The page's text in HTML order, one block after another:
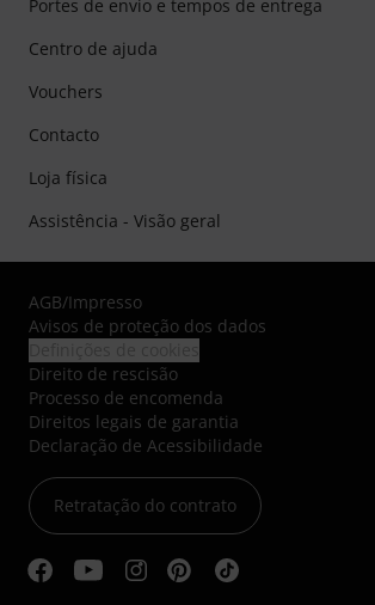
Portes de envio e tempos de entrega
Centro de ajuda
Vouchers
Contacto
Loja física
Assistência - Visão geral
AGB/Impresso
Avisos de proteção dos dados
Direito de rescisão
Processo de encomenda
Direitos legais de garantia
Declaração de Acessibilidade
Retratação do contrato